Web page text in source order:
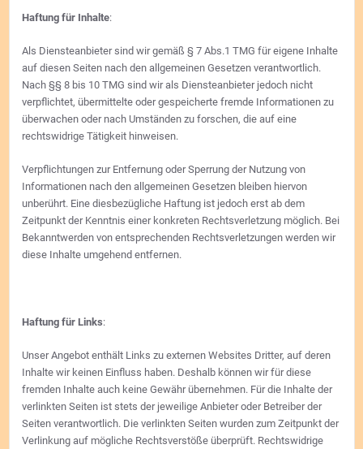
Haftung für Inhalte:
Als Diensteanbieter sind wir gemäß § 7 Abs.1 TMG für eigene Inhalte
auf diesen Seiten nach den allgemeinen Gesetzen verantwortlich.
Nach §§ 8 bis 10 TMG sind wir als Diensteanbieter jedoch nicht
verpflichtet, übermittelte oder gespeicherte fremde Informationen zu
überwachen oder nach Umständen zu forschen, die auf eine
rechtswidrige Tätigkeit hinweisen.
Verpflichtungen zur Entfernung oder Sperrung der Nutzung von
Informationen nach den allgemeinen Gesetzen bleiben hiervon
unberührt. Eine diesbezügliche Haftung ist jedoch erst ab dem
Zeitpunkt der Kenntnis einer konkreten Rechtsverletzung möglich. Bei
Bekanntwerden von entsprechenden Rechtsverletzungen werden wir
diese Inhalte umgehend entfernen.
Haftung für Links:
Unser Angebot enthält Links zu externen Websites Dritter, auf deren
Inhalte wir keinen Einfluss haben. Deshalb können wir für diese
fremden Inhalte auch keine Gewähr übernehmen. Für die Inhalte der
verlinkten Seiten ist stets der jeweilige Anbieter oder Betreiber der
Seiten verantwortlich. Die verlinkten Seiten wurden zum Zeitpunkt der
Verlinkung auf mögliche Rechtsverstöße überprüft. Rechtswidrige